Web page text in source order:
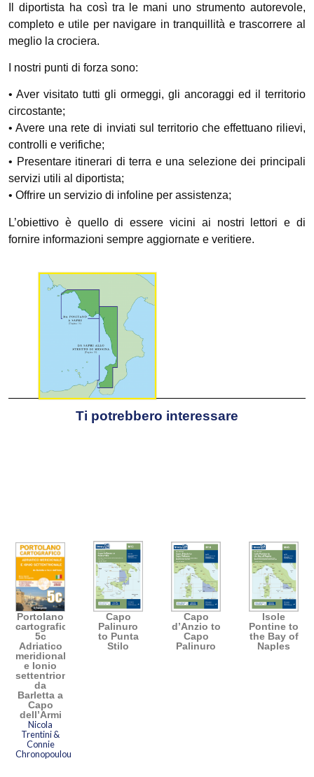
Il diportista ha così tra le mani uno strumento autorevole,
completo e utile per navigare in tranquillità e trascorrere al
meglio la crociera.
I nostri punti di forza sono:
• Aver visitato tutti gli ormeggi, gli ancoraggi ed il territorio
circostante;
• Avere una rete di inviati sul territorio che effettuano rilievi,
controlli e verifiche;
• Presentare itinerari di terra e una selezione dei principali
servizi utili al diportista;
• Offrire un servizio di infoline per assistenza;
L’obiettivo è quello di essere vicini ai nostri lettori e di
fornire informazioni sempre aggiornate e veritiere.
Ti potrebbero interessare
Portolano
cartografico
5c
Adriatico
meridionale
e Ionio
settentrionale:
da
Barletta a
Capo
dell’Armi
Nicola
Trentini &
Connie
Chronopoulou
Capo
Palinuro
to Punta
Stilo
Capo
d’Anzio to
Capo
Palinuro
Isole
Pontine to
the Bay of
Naples